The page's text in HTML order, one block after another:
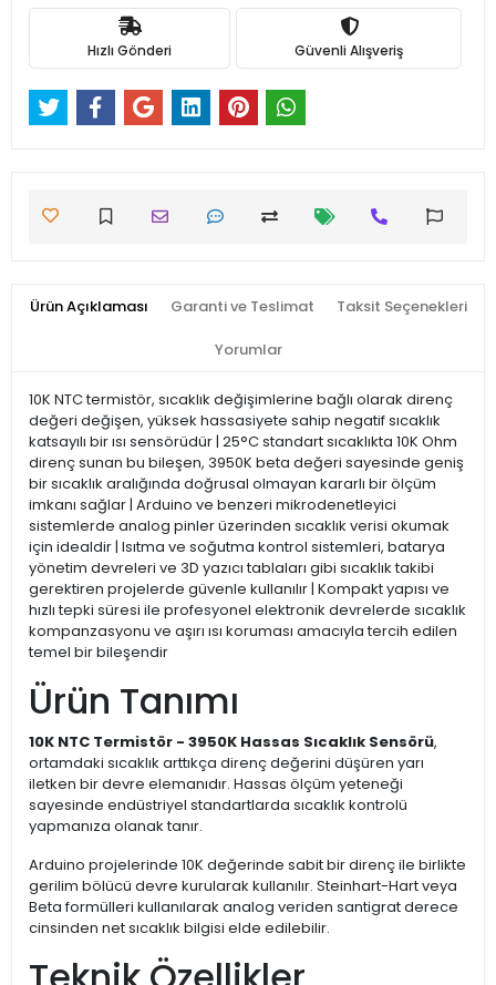
Hızlı Gönderi Güvenli Alışveriş
Ürün Açıklaması Garanti ve Teslimat Taksit Seçenekleri
Yorumlar
10K NTC termistör, sıcaklık değişimlerine bağlı olarak direnç
değeri değişen, yüksek hassasiyete sahip negatif sıcaklık
katsayılı bir ısı sensörüdür | 25°C standart sıcaklıkta 10K Ohm
direnç sunan bu bileşen, 3950K beta değeri sayesinde geniş
bir sıcaklık aralığında doğrusal olmayan kararlı bir ölçüm
imkanı sağlar | Arduino ve benzeri mikrodenetleyici
sistemlerde analog pinler üzerinden sıcaklık verisi okumak
için idealdir | Isıtma ve soğutma kontrol sistemleri, batarya
yönetim devreleri ve 3D yazıcı tablaları gibi sıcaklık takibi
gerektiren projelerde güvenle kullanılır | Kompakt yapısı ve
hızlı tepki süresi ile profesyonel elektronik devrelerde sıcaklık
kompanzasyonu ve aşırı ısı koruması amacıyla tercih edilen
temel bir bileşendir
Ürün Tanımı
10K NTC Termistör - 3950K Hassas Sıcaklık Sensörü,
ortamdaki sıcaklık arttıkça direnç değerini düşüren yarı
iletken bir devre elemanıdır. Hassas ölçüm yeteneği
sayesinde endüstriyel standartlarda sıcaklık kontrolü
yapmanıza olanak tanır.
Arduino projelerinde 10K değerinde sabit bir direnç ile birlikte
gerilim bölücü devre kurularak kullanılır. Steinhart-Hart veya
Beta formülleri kullanılarak analog veriden santigrat derece
cinsinden net sıcaklık bilgisi elde edilebilir.